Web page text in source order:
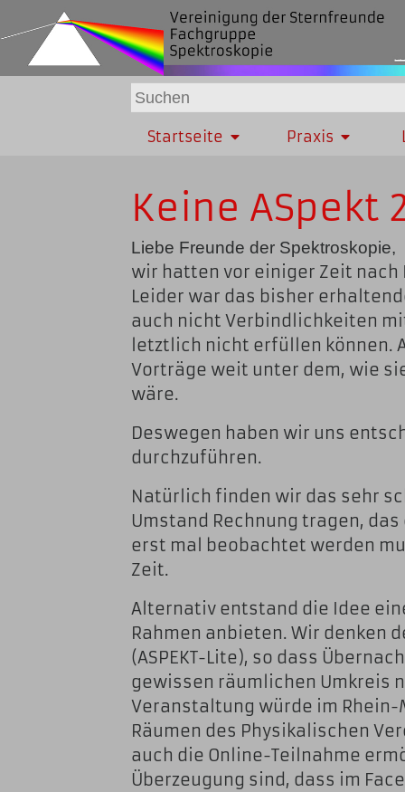
Startseite Praxis
Keine ASpekt
Liebe Freunde der Spektroskopie,
wir hatten vor einiger Zeit nach
Leider war das bisher
auch nicht Verbindlichkeiten
letztlich nicht erfüllen können.
Vorträge weit unter dem, wie
wäre.
Deswegen haben wir uns
durchzuführen.
Natürlich finden wir das sehr
Umstand Rechnung tragen,
erst mal beobachtet werden
Zeit.
Alternativ entstand die Idee
Rahmen anbieten. Wir denken
(ASPEKT-Lite), so dass
gewissen räumlichen Umkreis
Veranstaltung würde im
Räumen des Physikalischen
auch die Online-Teilnahme
Überzeugung sind, dass im